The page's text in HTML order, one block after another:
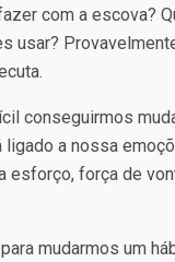
com a escova?
usar?
conseguirmos
ligado a nossa
esforço, força de
mudarmos um